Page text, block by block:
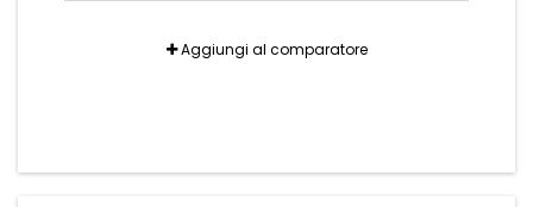
Aggiungi al comparatore